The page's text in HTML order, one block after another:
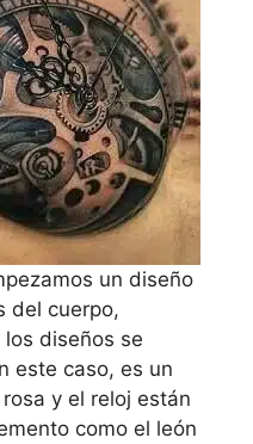
un diseño
del cuerpo,
diseños se
este caso, es un
y el reloj están
como el león